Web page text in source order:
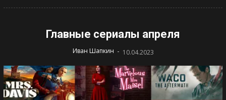
Главные сериалы апреля
Иван Шапкин - 10.04.2023